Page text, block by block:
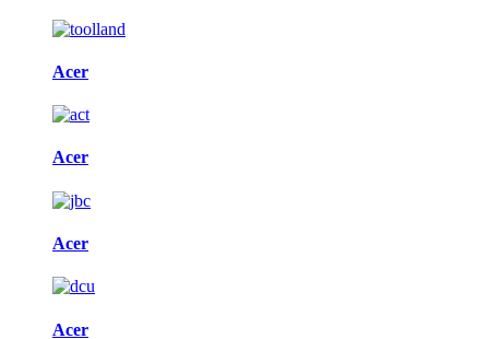
Acer
Acer
Acer
Acer